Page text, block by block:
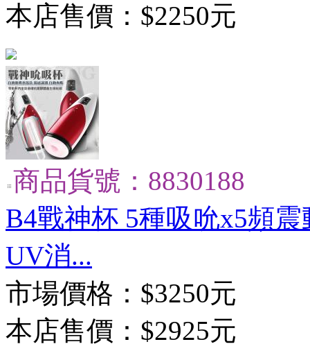
本店售價： $2250元
商品貨號：8830188
B4戰神杯 5種吸吮x5頻
UV消...
市場價格： $3250元
本店售價： $2925元